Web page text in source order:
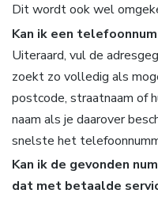
Dit wordt ook wel
Kan ik een
Uiteraard, vul de
zoekt zo volledig als
postcode, straatnaam of
naam als je daarover
snelste het
Kan ik de gevonden
dat met betaalde